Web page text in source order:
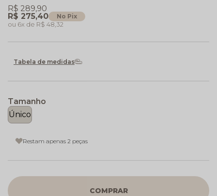
R$ 275,40 No Pix
R$ 289,90
6x R$ 48,32
Tabela de medidas
Tamanho
Único
COMPRAR
Restam apenas 2 peças